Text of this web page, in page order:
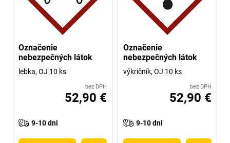
Označenie
nebezpečných látok
lebka, OJ 10 ks
bez DPH
52,90 €
9-10 dni
Označenie
nebezpečných látok
výkričník, OJ 10 ks
bez DPH
52,90 €
9-10 dni